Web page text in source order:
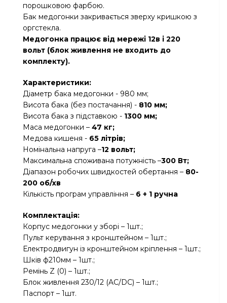
порошковою фарбою.
Бак медогонки закривається зверху кришкою з
оргстекла.
Медогонка працює від мережі 12в і 220
вольт (блок живлення не входить до
комплекту).
Характеристики:
Діаметр бака медогонки - 980 мм;
Висота бака (без постачання) - 810 мм;
Висота бака з підставкою - 1300 мм;
Маса медогонки – 47 кг;
Медова кишеня - 65 літрів;
Номінальна напруга –12 вольт;
Максимальна споживана потужність –300 Вт;
Діапазон робочих швидкостей обертання – 80-
200 об/хв
Кількість програм управління – 6 + 1 ручна
Комплектація:
Корпус медогонки у зборі – 1шт.;
Пульт керування з кронштейном – 1шт.;
Електродвигун із кронштейном кріплення – 1шт.;
Шків ф210мм – 1шт.;
Ремінь Z (0) – 1шт.;
Блок живлення 230/12 (AC/DC) – 1шт.;
Паспорт – 1шт.